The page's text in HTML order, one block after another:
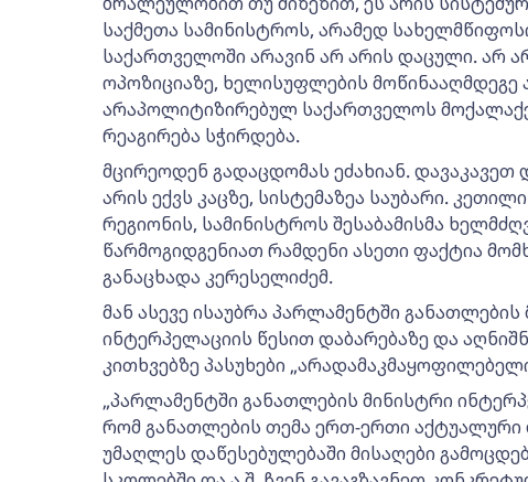
საქმეთა სამინისტროს, არამედ
საქართველოში არავინ არ არის დაცული. არ
ოპოზიციაზე, ხელისუფლების მოწინააღმდეგე
არაპოლიტიზირებულ საქართველოს
რეაგირება სჭირდება.
მცირეოდენ გადაცდომას ეძახიან. დავაკავეთ
არის ექვს კაცზე, სისტემაზეა საუბარი.
რეგიონის, სამინისტროს შესაბამისმა
წარმოგიდგენიათ რამდენი ასეთი ფაქტია
განაცხადა კერესელიძემ.
მან ასევე ისაუბრა პარლამენტში განათლების
ინტერპელაციის წესით დაბარებაზე და
კითხვებზე პასუხები
„პარლამენტში განათლების მინისტრი
რომ განათლების თემა ერთ-ერთი აქტუალური
უმაღლეს დაწესებულებაში მისაღები